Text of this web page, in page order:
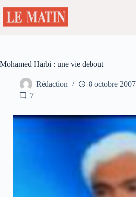
au
contenu
Mohamed Harbi : une vie debout
Rédaction 8 octobre 2007
7